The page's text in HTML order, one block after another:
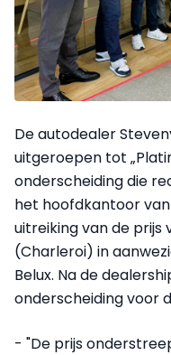
De autodealer
uitgeroepen tot
onderscheiding die
het hoofdkantoor
uitreiking van de prijs
(Charleroi) in
Belux. Na de
onderscheiding voor
- "De prijs